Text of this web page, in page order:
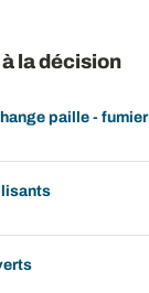
la décision
paille - fumier